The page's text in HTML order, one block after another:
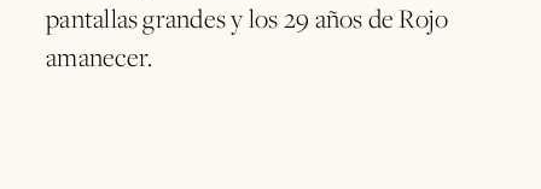
pantallas grandes y los 29 años de Rojo
amanecer.